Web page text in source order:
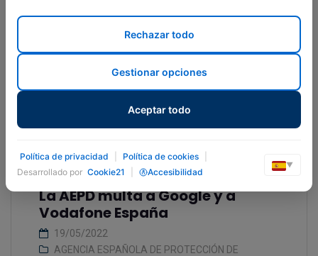
La AEPD multa a Google y a
Vodafone España
19/05/2022
AGENCIA ESPAÑOLA DE PROTECCIÓN DE
Rechazar todo
Gestionar opciones
Aceptar todo
Política de privacidad Política de cookies
Desarrollado por Cookie21 Accesibilidad
▼